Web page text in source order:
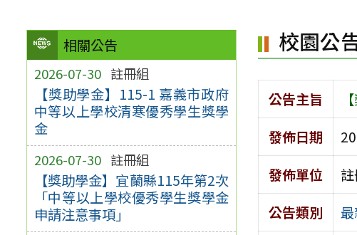
相關公告
2026-07-30 註冊組
【獎助學金】115-1 嘉義市政府
中等以上學校清寒優秀學生獎學
金
2026-07-30 註冊組
【獎助學金】宜蘭縣115年第2次
「中等以上學校優秀學生獎學金
申請注意事項」
校園公
公告主旨
發佈日期
發佈單位
公告類別